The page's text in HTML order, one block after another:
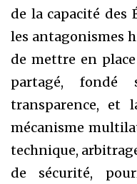
de la capacité des
les antagonismes
de mettre en
partagé, fondé
transparence, et
mécanisme
technique,
de sécurité,